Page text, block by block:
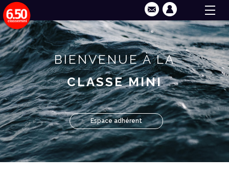
BIENVENUE À LA
CLASSE MINI
Espace adhérent